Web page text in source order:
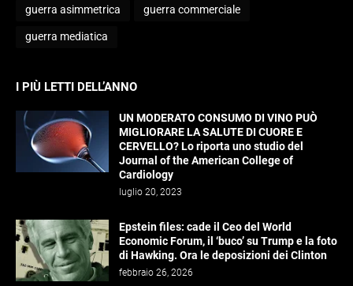
guerra asimmetrica guerra commerciale
guerra mediatica
I PIÙ LETTI DELL’ANNO
UN MODERATO CONSUMO DI VINO PUÒ
MIGLIORARE LA SALUTE DI CUORE E
CERVELLO? Lo riporta uno studio del
Journal of the American College of
Cardiology
luglio 20, 2023
Epstein files: cade il Ceo del World
Economic Forum, il ‘buco’ su Trump e la foto
di Hawking. Ora le deposizioni dei Clinton
febbraio 26, 2026